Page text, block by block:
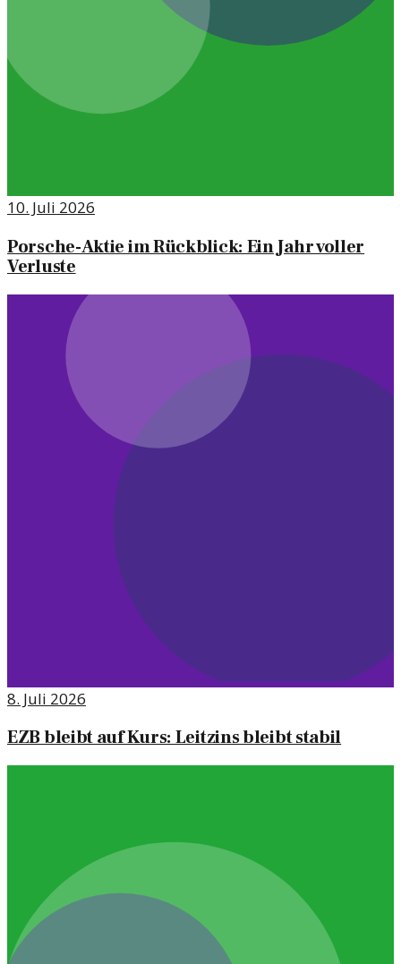
10. Juli 2026
Porsche-Aktie im Rückblick: Ein Jahr voller
Verluste
8. Juli 2026
EZB bleibt auf Kurs: Leitzins bleibt stabil